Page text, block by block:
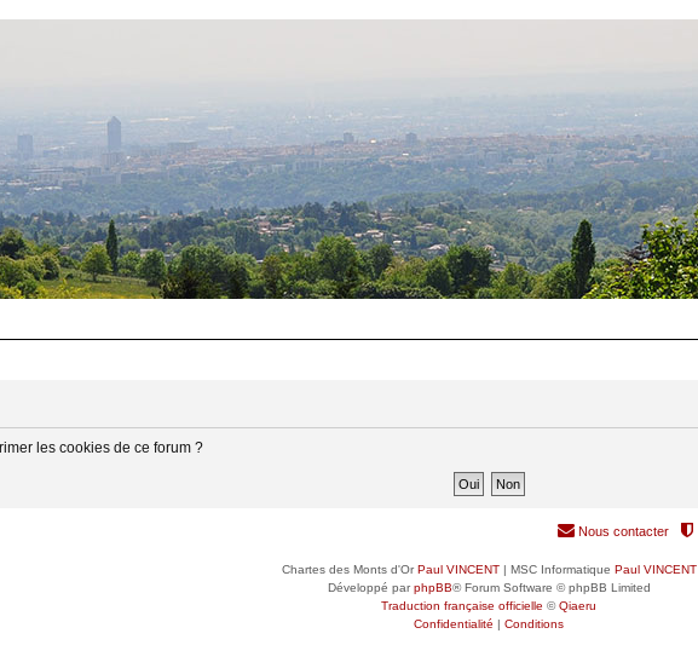
les cookies de ce forum ?
Nous contacter
Chartes des Monts d'OrPaul VINCENT| MSC Informatique Paul VINCENT
Développé parphpBB® Forum Software © phpBB Limited
Traduction française officielle ©Qiaeru
Confidentialité | Conditions